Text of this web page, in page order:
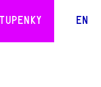
CS
EN